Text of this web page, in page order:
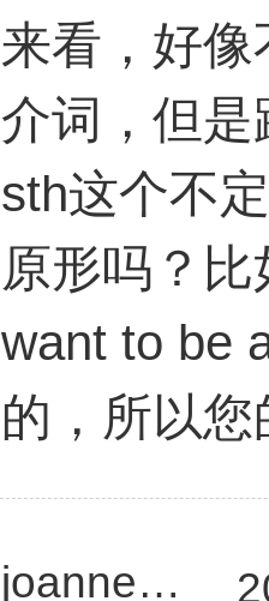
来看，好
介词，但
sth这个不
原形吗？
want to be
的，所以
joanne1996313